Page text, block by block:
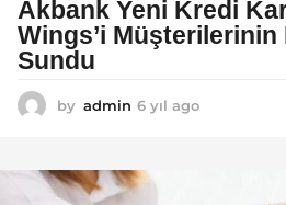
Akbank Yeni Kredi
Wings’i Müşterilerinin
Sundu
by admin 6 yıl ago